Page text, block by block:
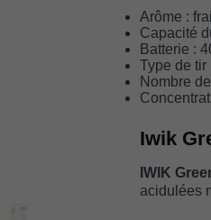
Arôme :
Capacité
Batterie :
Type de tir
Nombre
Iwik
IWIK
acidulées